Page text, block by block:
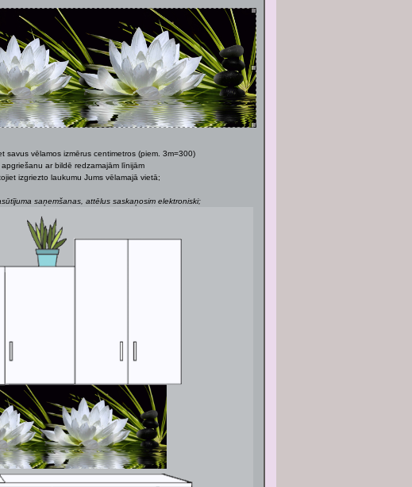
savus vēlamos izmērus centimetros (piem. 3m=300)
apgriešanu ar bildē redzamajām līnijām
izgriezto laukumu Jums vēlamajā vietā;
saņemšanas, attēlus saskaņosim elektroniski;